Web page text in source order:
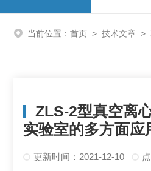
当前位置： 首页 > 技术文章 >
ZLS-2型真空离
实验室的多方面应
更新时间：2021-12-10